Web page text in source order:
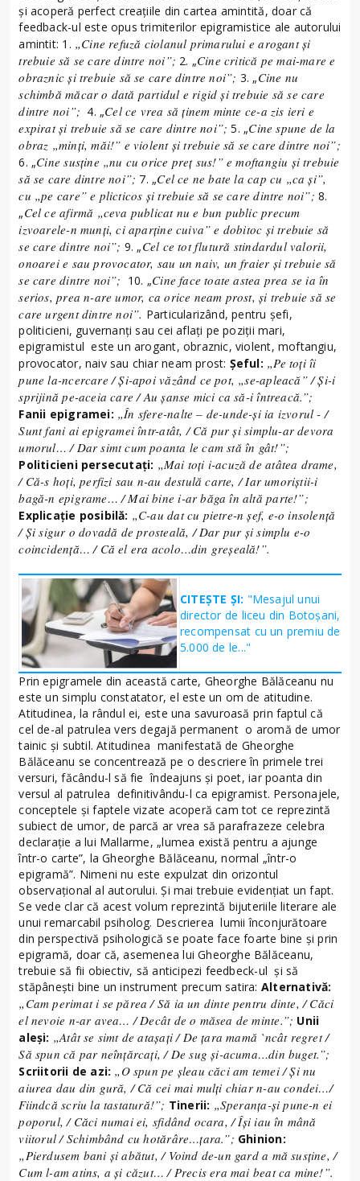
şi acoperă perfect creaţiile din cartea amintită, doar că
feedback-ul este opus trimiterilor epigramistice ale autorului
amintit: 1. „Cine refuză ciolanul primarului e arogant şi
trebuie să se care dintre noi”; 2. „Cine critică pe mai-mare e
obraznic şi trebuie să se care dintre noi”; 3. „Cine nu
schimbă măcar o dată partidul e rigid şi trebuie să se care
dintre noi”; 4. „Cel ce vrea să ţinem minte ce-a zis ieri e
expirat şi trebuie să se care dintre noi”; 5. „Cine spune de la
obraz „minţi, măi!” e violent şi trebuie să se care dintre noi”;
6. „Cine susţine „nu cu orice preţ sus!” e moftangiu şi trebuie
să se care dintre noi”; 7. „Cel ce ne bate la cap cu „ca şi”,
cu „pe care” e plicticos şi trebuie să se care dintre noi”; 8.
„Cel ce afirmă „ceva publicat nu e bun public precum
izvoarele-n munţi, ci aparţine cuiva” e dobitoc şi trebuie să
se care dintre noi”; 9. „Cel ce tot flutură stindardul valorii,
onoarei e sau provocator, sau un naiv, un fraier şi trebuie să
se care dintre noi”; 10. „Cine face toate astea prea se ia în
serios, prea n-are umor, ca orice neam prost, şi trebuie să se
care urgent dintre noi”. Particularizând, pentru şefi,
politicieni, guvernanţi sau cei aflaţi pe poziţii mari,
epigramistul este un arogant, obraznic, violent, moftangiu,
provocator, naiv sau chiar neam prost: Şeful: „Pe toţi îi
pune la-ncercare / Şi-apoi văzând ce pot, „se-apleacă” / Şi-i
sprijină pe-aceia care / Au şanse mici ca să-i întreacă.”;
Fanii epigramei: „În sfere-nalte – de-unde-şi ia izvorul - /
Sunt fani ai epigramei într-atât, / Că pur şi simplu-ar devora
umorul… / Dar simt cum poanta le cam stă în gât!”;
Politicieni persecutaţi: „Mai toţi i-acuză de atâtea drame,
/ Că-s hoţi, perfizi sau n-au destulă carte, / Iar umoriştii-i
bagă-n epigrame… / Mai bine i-ar băga în altă parte!”;
Explicaţie posibilă: „C-au dat cu pietre-n şef, e-o insolenţă
/ Şi sigur o dovadă de prosteală, / Dar pur şi simplu e-o
coincidenţă… / Că el era acolo…din greşeală!”.
CITEȘTE ȘI: "Mesajul unui
director de liceu din Botoșani,
recompensat cu un premiu de
5.000 de le..."
Prin epigramele din această carte, Gheorghe Bălăceanu nu
este un simplu constatator, el este un om de atitudine.
Atitudinea, la rândul ei, este una savuroasă prin faptul că
cel de-al patrulea vers degajă permanent o aromă de umor
tainic şi subtil. Atitudinea manifestată de Gheorghe
Bălăceanu se concentrează pe o descriere în primele trei
versuri, făcându-l să fie îndeajuns şi poet, iar poanta din
versul al patrulea definitivându-l ca epigramist. Personajele,
conceptele şi faptele vizate acoperă cam tot ce reprezintă
subiect de umor, de parcă ar vrea să parafrazeze celebra
declaraţie a lui Mallarme, „lumea există pentru a ajunge
într-o carte”, la Gheorghe Bălăceanu, normal „într-o
epigramă”. Nimeni nu este expulzat din orizontul
observaţional al autorului. Şi mai trebuie evidenţiat un fapt.
Se vede clar că acest volum reprezintă bijuteriile literare ale
unui remarcabil psiholog. Descrierea lumii înconjurătoare
din perspectivă psihologică se poate face foarte bine şi prin
epigramă, doar că, asemenea lui Gheorghe Bălăceanu,
trebuie să fii obiectiv, să anticipezi feedbeck-ul şi să
stăpâneşti bine un instrument precum satira: Alternativă:
„Cam perimat i se părea / Să ia un dinte pentru dinte, / Căci
el nevoie n-ar avea… / Decât de o măsea de minte.”; Unii
aleşi: „Atât se simt de ataşaţi / De ţara mamă `ncât regret /
Să spun că par neînţărcaţi, / De sug şi-acuma…din buget.”;
Scriitorii de azi: „O spun pe şleau căci am temei / Şi nu
aiurea dau din gură, / Că cei mai mulţi chiar n-au condei…/
Fiindcă scriu la tastatură!”; Tinerii: „Speranţa-şi pune-n ei
poporul, / Căci numai ei, sfidând ocara, / Îşi iau în mână
viitorul / Schimbând cu hotărâre…ţara.”; Ghinion:
„Pierdusem bani şi abătut, / Voind de-un gard a mă susţine, /
Cum l-am atins, a şi căzut… / Precis era mai beat ca mine!”.